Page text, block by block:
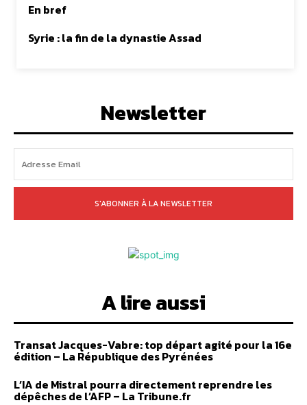
En bref
Syrie : la fin de la dynastie Assad
Newsletter
S'ABONNER À LA NEWSLETTER
A lire aussi
Transat Jacques-Vabre: top départ agité pour la 16e
édition – La République des Pyrénées
L’IA de Mistral pourra directement reprendre les
dépêches de l’AFP – La Tribune.fr